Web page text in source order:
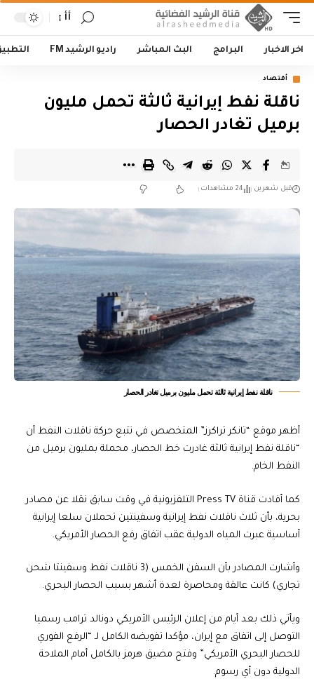
أأ
اخر الاخبار البرامج البث المباشر راديو الرشيد FM
أقتصاد
ناقلة نفط إيرانية ثالثة تحمل مليون
برميل تغادر الحصار
قبل شهرين 24 مشاهدات
ناقلة نفط إيرانية ثالثة تحمل مليون برميل تغادر الحصار
أظهر موقع “تانكر تراكرز” المتخصص في تتبع حركة ناقلات النفط أن
“ناقلة نفط إيرانية ثالثة غادرت خط الحصار، محملة بمليون برميل من
النفط الخام.
كما أفادت قناة Press TV التلفزيونية في وقت سابق نقلا عن مصادر
بحرية، بأن ثلاث ناقلات نفط إيرانية وسفينتين تحملان سلعا إيرانية
أساسية عبرت المياه الدولية عقب اتفاق رفع الحصار الأمريكي.
وأشارت المصادر بأن السفن الخمس (3 ناقلات نفط وسفينتا شحن
تجاري) كانت عالقة ومحاصرة لعدة أشهر بسبب الحصار البحري.
ويأتي ذلك بعد أيام من إعلان الرئيس الأمريكي دونالد ترامب رسميا
التوصل إلى اتفاق مع إيران، مؤكدا تفويضه الكامل لـ “الرفع الفوري
للحصار البحري الأمريكي” وفتح مضيق هرمز بالكامل أمام الملاحة
الدولية دون أي رسوم.